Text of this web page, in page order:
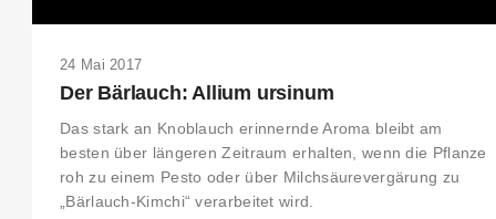
24 Mai 2017
Der Bärlauch: Allium ursinum
Das stark an Knoblauch erinnernde Aroma bleibt am
besten über längeren Zeitraum erhalten, wenn die Pflanze
roh zu einem Pesto oder über Milchsäurevergärung zu
„Bärlauch-Kimchi“ verarbeitet wird.